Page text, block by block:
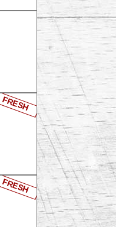
FRESH
FRESH